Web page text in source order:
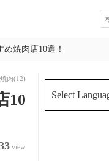
焼肉店10選！
焼肉(12)
10
view
Select